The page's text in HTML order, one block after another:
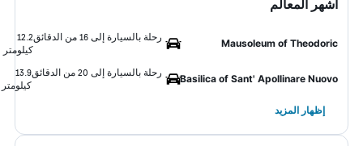
أشهر المعالم
Mausoleum of Theodoric
رحلة بالسيارة إلى 16 من الدقائق
12.2
كيلومتر
Basilica of Sant' Apollinare Nuovo
رحلة بالسيارة إلى 20 من الدقائق
13.9
كيلومتر
إظهار المزيد